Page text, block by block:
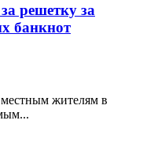
решетку за
банкнот
жителям в